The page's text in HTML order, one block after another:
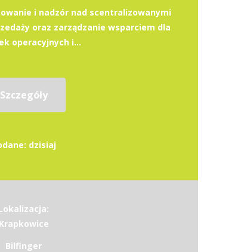
i nadzór nad scentralizowanymi
oraz zarządzanie wsparciem dla
operacyjnych i...
Szczegóły
dzisiaj
Krapkowice
Bilfinger